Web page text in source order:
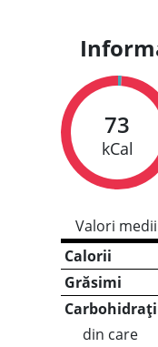
73
kCal
Valori
Calorii
Grăsimi
Carbohidrați
din care